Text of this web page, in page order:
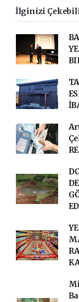
İlginizi